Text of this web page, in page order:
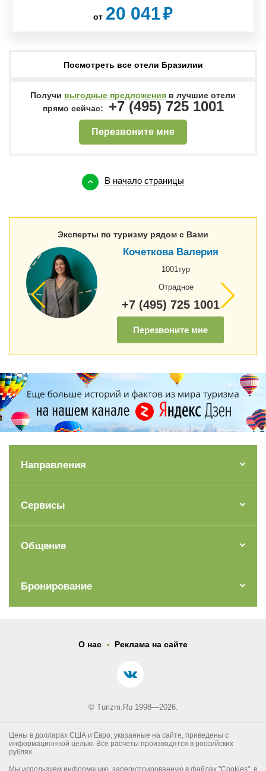
от 20 041₽
от 5 012₽
Посмотреть все отели Бразилии
Получи выгодные предложения в лучшие отели
прямо сейчас:
+7 (495) 725 1001
Перезвоните мне
В начало страницы
Эксперты по туризму рядом с Вами
Кочеткова Валерия
1001тур
Отрадное
+7 (495) 725 1001
Перезвоните мне
Направления
Сервисы
Общение
Бронирование
О нас . Реклама на сайте
© Turizm.Ru 1998—2026.
Цены в долларах США и Евро, указанные на сайте, приведены с
информационной целью. Все расчеты производятся в российских
рублях.
Мы используем информацию, зарегистрированную в файлах "Cookies", в